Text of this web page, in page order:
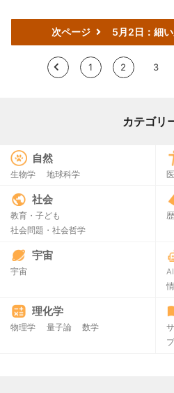
次ページ 5月2日：細
< 1 2 3
カテゴリ
自然
生物学 地球科学
社会
教育・子ども
社会問題・社会哲学
宇宙
宇宙
理化学
物理学 量子論 数学